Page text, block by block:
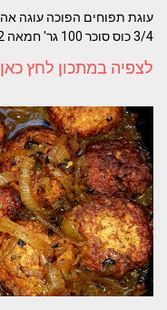
3/4 כוס סוכר 100 גר' חמאה 2 סוכר וניל קינמון בצק עלים ההכנה –
לצפיה במתכון לחץ כאן